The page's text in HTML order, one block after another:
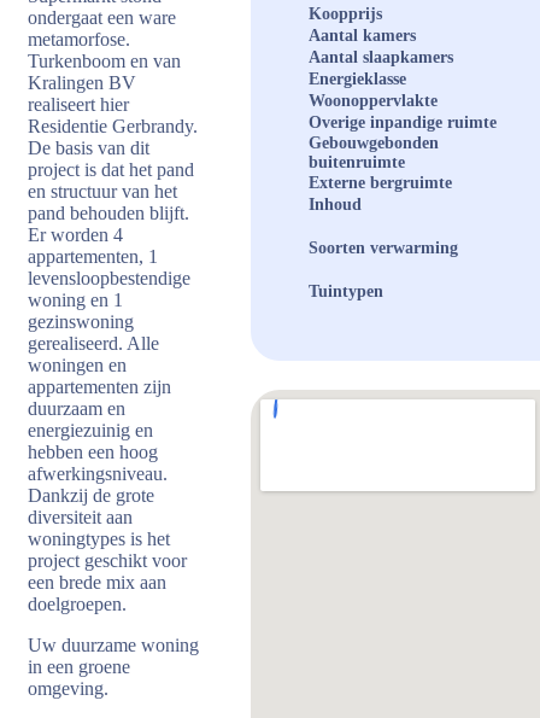
ondergaat een ware
metamorfose.
Turkenboom en van
Kralingen BV
realiseert hier
Residentie Gerbrandy.
De basis van dit
project is dat het pand
en structuur van het
pand behouden blijft.
Er worden 4
appartementen, 1
levensloopbestendige
woning en 1
gezinswoning
gerealiseerd. Alle
woningen en
appartementen zijn
duurzaam en
energiezuinig en
hebben een hoog
afwerkingsniveau.
Dankzij de grote
diversiteit aan
woningtypes is het
project geschikt voor
een brede mix aan
doelgroepen.
Uw duurzame woning
in een groene
omgeving.
Koopprijs
Aantal kamers
Aantal slaapkamers
Energieklasse
Woonoppervlakte
Overige inpandige ruimte
Gebouwgebonden
buitenruimte
Externe bergruimte
Inhoud
Soorten verwarming
Tuintypen